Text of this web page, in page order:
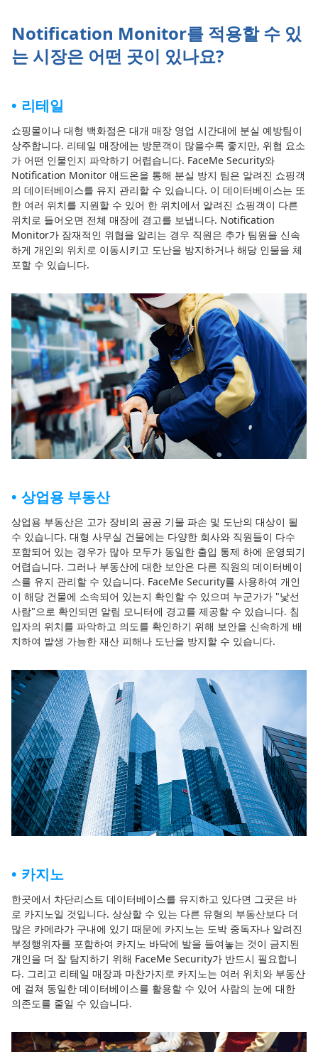
Notification Monitor를 적용할 수 있
는 시장은 어떤 곳이 있나요?
리테일
쇼핑몰이나 대형 백화점은 대개 매장 영업 시간대에 분실 예방팀이
상주합니다. 리테일 매장에는 방문객이 많을수록 좋지만, 위협 요소
가 어떤 인물인지 파악하기 어렵습니다. FaceMe Security와
Notification Monitor 애드온을 통해 분실 방지 팀은 알려진 쇼핑객
의 데이터베이스를 유지 관리할 수 있습니다. 이 데이터베이스는 또
한 여러 위치를 지원할 수 있어 한 위치에서 알려진 쇼핑객이 다른
위치로 들어오면 전체 매장에 경고를 보냅니다. Notification
Monitor가 잠재적인 위협을 알리는 경우 직원은 추가 팀원을 신속
하게 개인의 위치로 이동시키고 도난을 방지하거나 해당 인물을 체
포할 수 있습니다.
상업용 부동산
상업용 부동산은 고가 장비의 공공 기물 파손 및 도난의 대상이 될
수 있습니다. 대형 사무실 건물에는 다양한 회사와 직원들이 다수
포함되어 있는 경우가 많아 모두가 동일한 출입 통제 하에 운영되기
어렵습니다. 그러나 부동산에 대한 보안은 다른 직원의 데이터베이
스를 유지 관리할 수 있습니다. FaceMe Security를 사용하여 개인
이 해당 건물에 소속되어 있는지 확인할 수 있으며 누군가가 "낯선
사람"으로 확인되면 알림 모니터에 경고를 제공할 수 있습니다. 침
입자의 위치를 파악하고 의도를 확인하기 위해 보안을 신속하게 배
치하여 발생 가능한 재산 피해나 도난을 방지할 수 있습니다.
카지노
한곳에서 차단리스트 데이터베이스를 유지하고 있다면 그곳은 바
로 카지노일 것입니다. 상상할 수 있는 다른 유형의 부동산보다 더
많은 카메라가 구내에 있기 때문에 카지노는 도박 중독자나 알려진
부정행위자를 포함하여 카지노 바닥에 발을 들여놓는 것이 금지된
개인을 더 잘 탐지하기 위해 FaceMe Security가 반드시 필요합니
다. 그리고 리테일 매장과 마찬가지로 카지노는 여러 위치와 부동산
에 걸쳐 동일한 데이터베이스를 활용할 수 있어 사람의 눈에 대한
의존도를 줄일 수 있습니다.